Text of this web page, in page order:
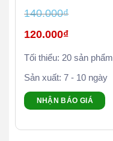
140.000₫
Giá
gốc
140.000₫.
120.000₫
hiện
là:
120.000₫.
Tối thiểu: 20 sản phẩm
Sản xuất: 7 - 10 ngày
NHẬN BÁO GIÁ